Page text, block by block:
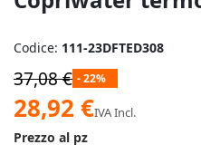
Codice: 111-23DFTED308
37,08 € - 22%
Prezzo
speciale
28,92 €IVA Incl.
Prezzo al pz